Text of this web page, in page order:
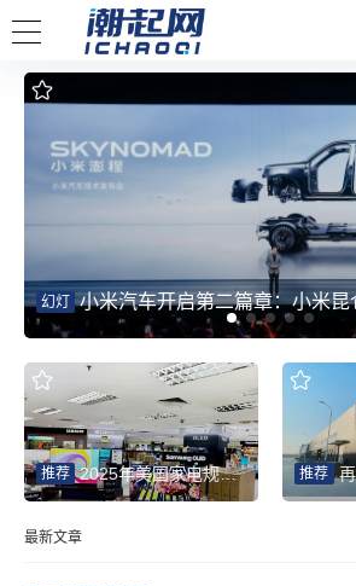
幻灯
小米汽车开启第二篇章：小米
程系列新车重磅发布，完成双系列完
推荐 2025年美国家电规模同比增4.9% 智能化为中国品牌打开新赛道 推荐 再闯
最新文章